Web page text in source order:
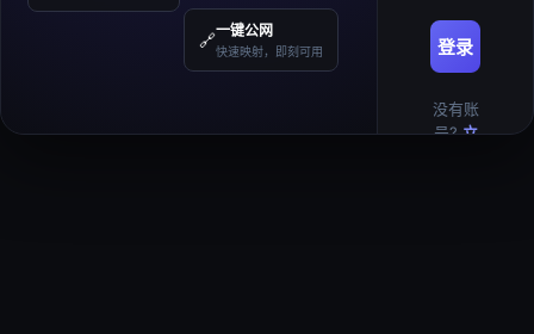
🔗一键公网
快速映射，即刻可用 登录
没有账
号?立